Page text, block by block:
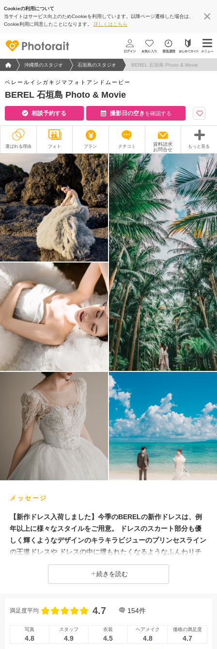
Cookieの利用について
当サイトはサービス向上のためCookieを利用しています。以降ページ遷移した場合は、
Cookie利用に同意したことになります。 詳しくはこちら
フォトウエディング/結婚写真のPhotorait ホーム
沖縄県のスタジオ 石垣島のスタジオ BEREL 石垣島 Photo & Movie
ベレールイシガキジマフォトアンドムービー
BEREL 石垣島 Photo & Movie
相談予約する 撮影日の空き を確認する
選ばれる理由 フォト プラン クチコミ
資料請求
お問合せ
もっと見る
撮影レポート フォトグラファー
衣装 ムービー
オプション ブログ
アクセス/TEL スタジオトップ
メッセージ
【新作ドレス入荷しました】今季のBERELの新作ドレスは、例
年以上に様々なスタイルをご用意。 ドレスのスカート部分も優
しく輝くようなデザインのキラキラビジューのプリンセスライン
の王道ドレスや ドレスの中に埋もれたくなるようなふんわりチ
ュールのAラインドレス、 大人可愛いマーメイドラインのドレス
もシンプルなデザインから、繊細なビーズやビジューがついたリ
えください。 ===========石垣島でのフォトウェディングな
ードや納品カット数などによる 「現地での追加料金」が発生し
続きを読む
満足度平均 4.7 154件
写真
4.8
スタッフ
4.9
衣装
4.5
ヘアメイク
4.8
価格の満足度
4.7